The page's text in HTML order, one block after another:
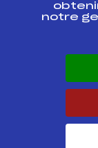
Listes
Pôle vie
Carrières
notre